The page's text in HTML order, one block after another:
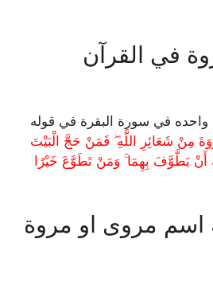
في القرآن
واحده في سورة البقرة في قوله
مِنْ شَعَائِرِ اللَّهِ ۖ فَمَنْ حَجَّ الْبَيْتَ
أَنْ يَطَّوَّفَ بِهِمَا ۚ وَمَنْ تَطَوَّعَ خَيْرًا
مروى او مروة